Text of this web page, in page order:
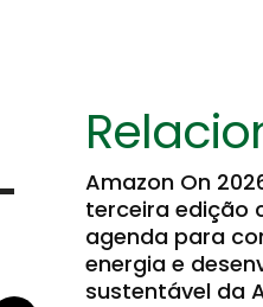
Amazon On
terceira edição
agenda para
energia e
sustentável da